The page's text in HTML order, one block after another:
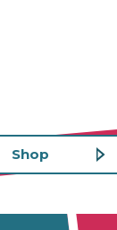
Shop